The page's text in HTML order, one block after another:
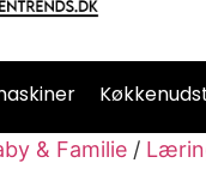
& Familie /